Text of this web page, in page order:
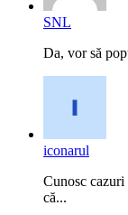
SNL
Da, vor să
iconarul
Cunosc cazuri
că...